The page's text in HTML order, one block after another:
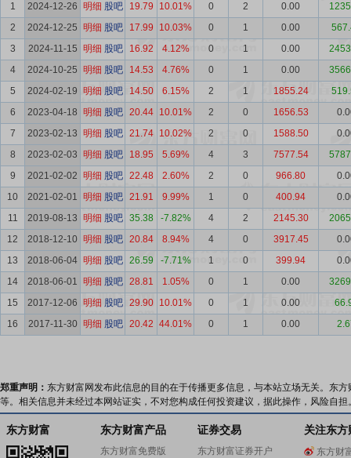
1
2024-12-26 明细 股吧 19.79 10.01% 0 2 0.00
2
2024-12-25 明细 股吧 17.99 10.03% 0 1 0.00
3
2024-11-15 明细 股吧 16.92 4.12% 0 1 0.00
4
2024-10-25 明细 股吧 14.53 4.76% 0 1 0.00
5
2024-02-19 明细 股吧 14.50 6.15% 2 1 1855.24
6
2023-04-18 明细 股吧 20.44 10.01% 2 0 1656.53
7
2023-02-13 明细 股吧 21.74 10.02% 2 0 1588.50
8
2023-02-03 明细 股吧 18.95 5.69% 4 3 7577.54
9
2021-02-02 明细 股吧 22.48 2.60% 2 0 966.80
10
2021-02-01 明细 股吧 21.91 9.99% 1 0 400.94
11
2019-08-13 明细 股吧 35.38 -7.82% 4 2 2145.30
12
2018-12-10 明细 股吧 20.84 8.94% 4 0 3917.45
13
2018-06-04 明细 股吧 26.59 -7.71% 1 0 399.94
14
2018-06-01 明细 股吧 28.81 1.05% 0 1 0.00
15
2017-12-06 明细 股吧 29.90 10.01% 0 1 0.00
16
2017-11-30 明细 股吧 20.42 44.01% 0 1 0.00
郑重声明： 东方财富网发布此信息的目的在于传播更多信息，与本站立场无关。东
等。相关信息并未经过本网站证实，不对您构成任何投资建议，据此操作，风险自担